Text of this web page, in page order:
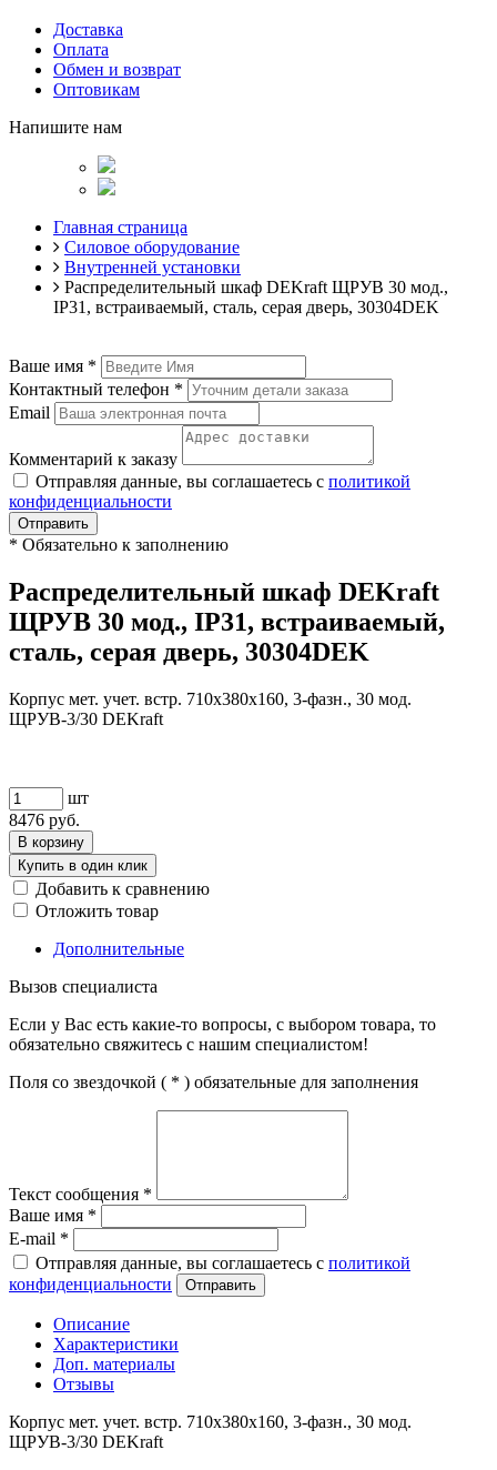
Доставка
Оплата
Обмен и возврат
Оптовикам
Напишите нам
Главная страница
Силовое оборудование
Внутренней установки
Распределительный шкаф DEKraft ЩРУВ 30 мод.,
IP31, встраиваемый, сталь, серая дверь, 30304DEK
Ваше имя *
Контактный телефон *
Email
Комментарий к заказу
Отправляя данные, вы соглашаетесь с политикой
конфиденциальности
Отправить
* Обязательно к заполнению
Распределительный шкаф DEKraft
ЩРУВ 30 мод., IP31, встраиваемый,
сталь, серая дверь, 30304DEK
Корпус мет. учет. встр. 710х380х160, 3-фазн., 30 мод.
ЩРУВ-3/30 DEKraft
шт
8476 руб.
В корзину
Купить в один клик
Добавить к сравнению
Отложить товар
Дополнительные
Вызов специалиста
Если у Вас есть какие-то вопросы, с выбором товара, то
обязательно свяжитесь с нашим специалистом!
Поля со звездочкой ( * ) обязательные для заполнения
Текст сообщения *
Ваше имя *
E-mail *
Отправляя данные, вы соглашаетесь с политикой
конфиденциальности
Отправить
Описание
Характеристики
Доп. материалы
Отзывы
Корпус мет. учет. встр. 710х380х160, 3-фазн., 30 мод.
ЩРУВ-3/30 DEKraft